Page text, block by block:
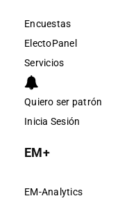
Encuestas
ElectoPanel
Servicios
Quiero ser patrón
Inicia Sesión
EM+
EM-Analytics